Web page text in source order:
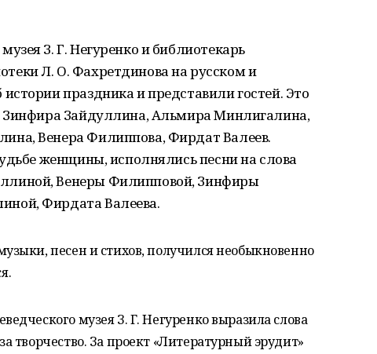
З. Г. Негуренко и библиотекарь
Л. О. Фахретдинова на русском и
праздника и представили гостей. Это
Зинфира Зайдуллина, Альмира Минлигалина,
Венера Филиппова, Фирдат Валеев.
женщины, исполнялись песни на слова
Венеры Филипповой, Зинфиры
Фирдата Валеева.
песен и стихов, получился необыкновенно
музея З. Г. Негуренко выразила слова
творчество. За проект «Литературный эрудит»